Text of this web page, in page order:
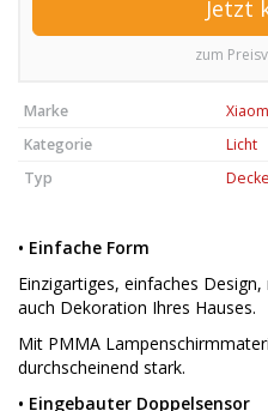
Jetzt
zum
Marke
Kategorie
Licht
Typ
• Einfache Form
Einzigartiges, einfaches
auch Dekoration Ihres Hauses.
Mit PMMA
durchscheinend stark.
• Eingebauter Doppelsensor